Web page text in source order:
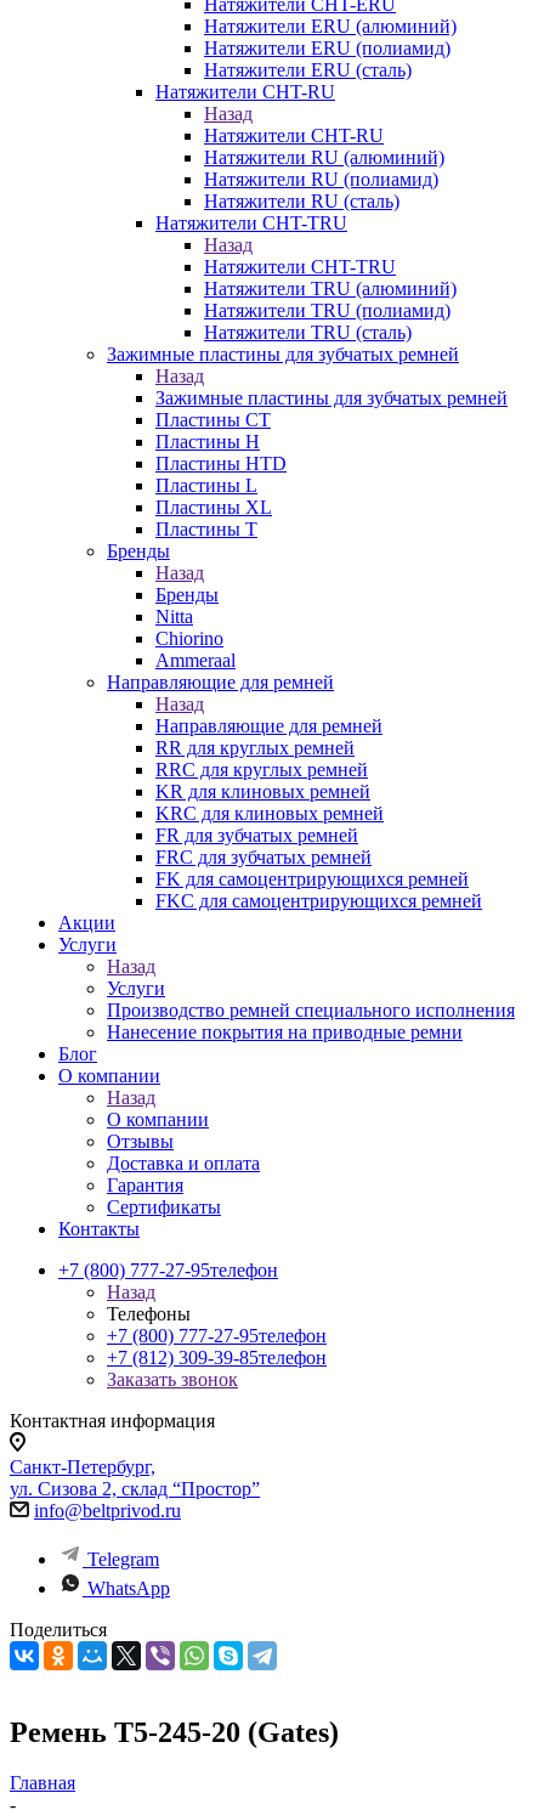
Натяжители ERU (алюминий)
Натяжители ERU (полиамид)
Натяжители ERU (сталь)
Натяжители CHT-RU
Назад
Натяжители CHT-RU
Натяжители RU (алюминий)
Натяжители RU (полиамид)
Натяжители RU (сталь)
Натяжители CHT-TRU
Назад
Натяжители CHT-TRU
Натяжители TRU (алюминий)
Натяжители TRU (полиамид)
Натяжители TRU (сталь)
Зажимные пластины для зубчатых ремней
Назад
Зажимные пластины для зубчатых ремней
Пластины CT
Пластины H
Пластины HTD
Пластины L
Пластины XL
Пластины T
Бренды
Назад
Бренды
Nitta
Chiorino
Ammeraal
Направляющие для ремней
Назад
Направляющие для ремней
RR для круглых ремней
RRC для круглых ремней
KR для клиновых ремней
KRC для клиновых ремней
FR для зубчатых ремней
FRC для зубчатых ремней
FK для самоцентрирующихся ремней
FKC для самоцентрирующихся ремней
Акции
Услуги
Назад
Услуги
Производство ремней специального исполнения
Нанесение покрытия на приводные ремни
Блог
О компании
Назад
О компании
Отзывы
Доставка и оплата
Гарантия
Сертификаты
Контакты
+7 (800) 777-27-95телефон
Назад
Телефоны
+7 (800) 777-27-95телефон
+7 (812) 309-39-85телефон
Заказать звонок
Контактная информация
Санкт-Петербург,
ул. Сизова 2, склад “Простор”
info@beltprivod.ru
Telegram
WhatsApp
Поделиться
Ремень T5-245-20 (Gates)
Главная
-